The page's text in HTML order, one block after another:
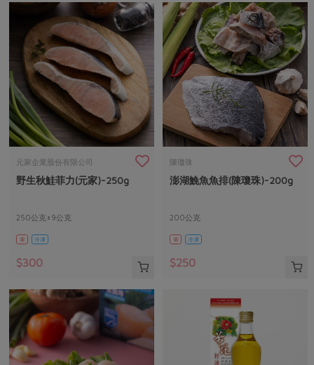
居家好物
美妝保養 個人清潔
家庭清潔 織品
日用品 圖書禮品
素食專區
樂齡友善
涼拌沙拉
飲品
主題食譜
異國料理
年菜食譜
高麗菜海鮮煎餅
議題活動
主婦聯盟X樂齡網特約優惠案
30%rPET紅烏龍茶
2024農業發展計畫年度報告
更多議題活動
把最好的台灣味帶回家！
減塑減廢
公益金 食農教育
更多議題
生活者e週報
綠主張月刊
典藏閱覽室
社員權益
合作社法規
社務專區
選舉專區
媒體報導
地區活動
活動報下載
元家企業股份有限公司
野生秋鮭菲力(元家)-250g
250公克±9公克
葷 冷凍
$300
陳瓊珠
澎湖鮸魚魚排(陳瓊珠)-200g
200公克
葷 冷凍
$250